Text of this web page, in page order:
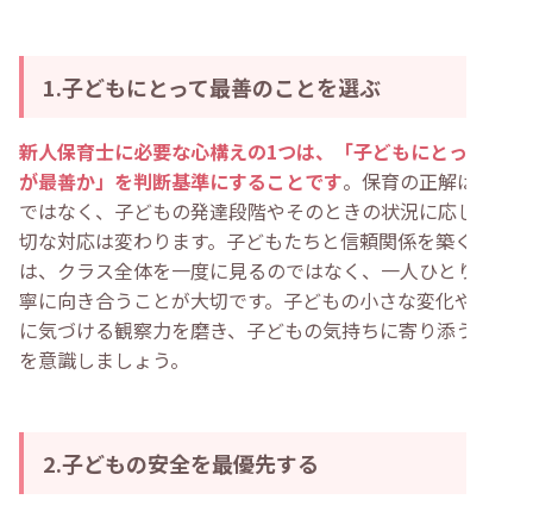
1.子どもにとって最善のことを選ぶ
新人保育士に必要な心構えの1つは、「子どもにとって何
が最善か」を判断基準にすることです。保育の正解は1つ
ではなく、子どもの発達段階やそのときの状況に応じて適
切な対応は変わります。子どもたちと信頼関係を築くに
は、クラス全体を一度に見るのではなく、一人ひとりと丁
寧に向き合うことが大切です。子どもの小さな変化や成長
に気づける観察力を磨き、子どもの気持ちに寄り添うこと
を意識しましょう。
2.子どもの安全を最優先する